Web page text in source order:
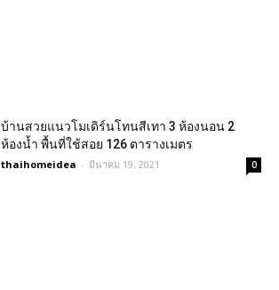
บ้านสวยแนวโมเดิร์นโทนสีเทา 3 ห้องนอน 2
ห้องน้ำ พื้นที่ใช้สอย 126 ตารางเมตร
thaihomeidea - มีนาคม 19, 2021 0